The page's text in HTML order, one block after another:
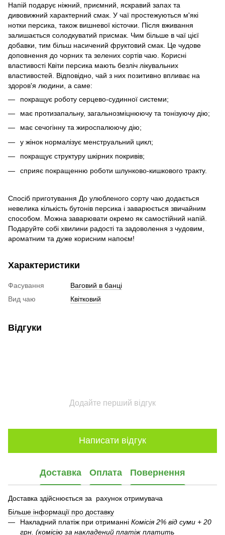
Напій подарує ніжний, приємний, яскравий запах та
дивовижний характерний смак. У чаї простежуються м'які
нотки персика, також вишневої кісточки. Після вживання
залишається солодкуватий присмак. Чим більше в чаї цієї
добавки, тим більш насичений фруктовий смак. Це чудове
доповнення до чорних та зелених сортів чаю. Корисні
властивості Квіти персика мають безліч лікувальних
властивостей. Відповідно, чай з них позитивно впливає на
здоров'я людини, а саме:
покращує роботу серцево-судинної системи;
має протизапальну, загальнозміцнюючу та тонізуючу дію;
має сечогінну та жироспалюючу дію;
у жінок нормалізує менструальний цикл;
покращує структуру шкірних покривів;
сприяє покращенню роботи шлунково-кишкового тракту.
Спосіб приготування До улюбленого сорту чаю додається
невелика кількість бутонів персика і заварюється звичайним
способом. Можна заварювати окремо як самостійний напій.
Подаруйте собі хвилини радості та задоволення з чудовим,
ароматним та дуже корисним напоєм!
Характеристики
Фасування
Ваговий в банці
Вид чаю
Квітковий
Відгуки
Додайте перший відгук
Написати відгук
Доставка Оплата Повернення
Доставка здійснюється за рахунок отримувача
Більше інформації про доставку
Накладний платіж при отриманні Комісія 2% від суми + 20
грн. (комісію за накладений платіж платить